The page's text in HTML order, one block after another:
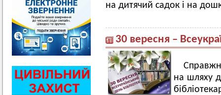
на дитячий садок і на
30 вересня –
на шляху